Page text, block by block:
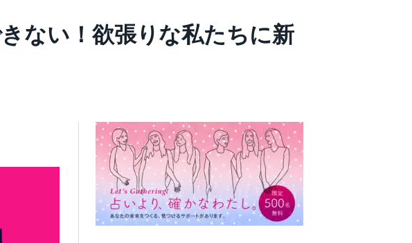
ない！欲張りな私たちに新